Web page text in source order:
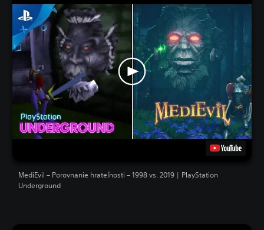
MediEvil – Porovnanie hrateľnosti – 1998 vs. 2019 | PlayStation
Underground